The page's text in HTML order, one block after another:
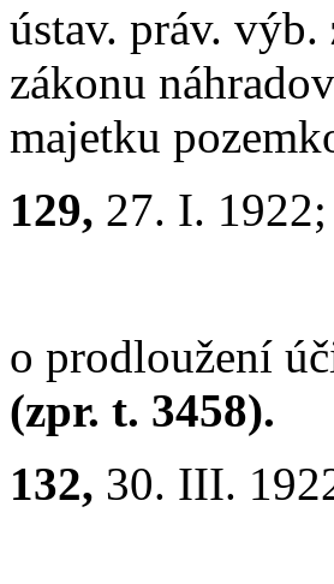
ústav. práv. výb.
zákonu
majetku
129, 27. I.
o prodloužení
(zpr. t. 3458).
132, 30. III.